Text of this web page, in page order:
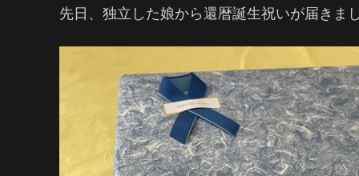
先日、独立した娘から還暦誕生祝いが届きま